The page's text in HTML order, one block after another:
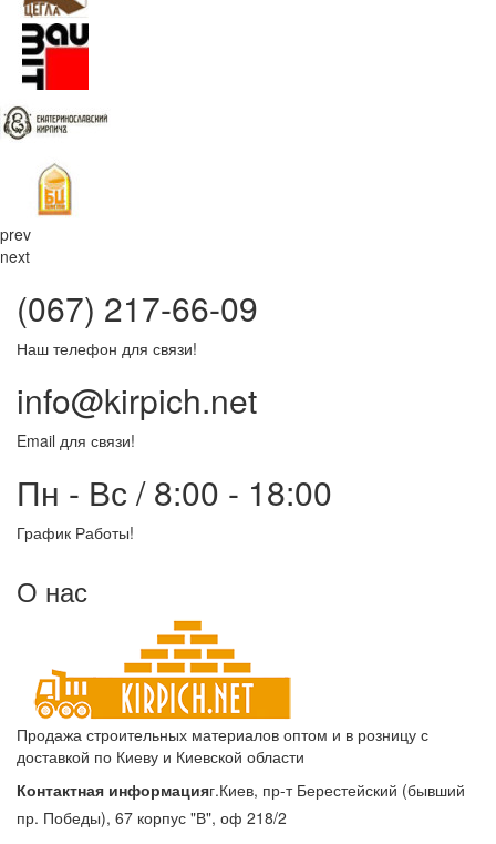
prev
next
(067) 217-66-09
Наш телефон для связи!
info@kirpich.net
Email для связи!
Пн - Вс / 8:00 - 18:00
График Работы!
О нас
Продажа строительных материалов оптом и в розницу с
доставкой по Киеву и Киевской области
Контактная информацияг.Киев, пр-т Берестейский (бывший
пр. Победы), 67 корпус "В", оф 218/2